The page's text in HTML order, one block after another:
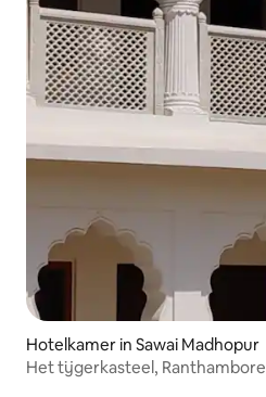
Hotelkamer in Sawai Madhopur
Het tijgerkasteel, Ranthambore